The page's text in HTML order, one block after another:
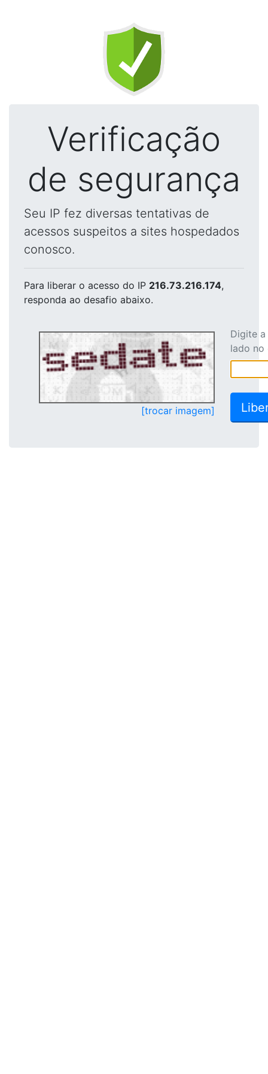
Verificação
de segurança
Seu IP fez diversas tentativas de
acessos suspeitos a sites hospedados
conosco.
Para liberar o acesso do IP 216.73.216.174,
responda ao desafio abaixo.
[trocar imagem]
Digite
lado no